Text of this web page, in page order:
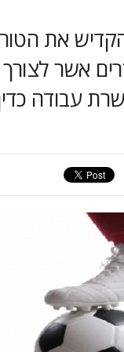
את הטור
אשר לצורך
עבודה